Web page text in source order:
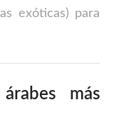
exóticas) para
más